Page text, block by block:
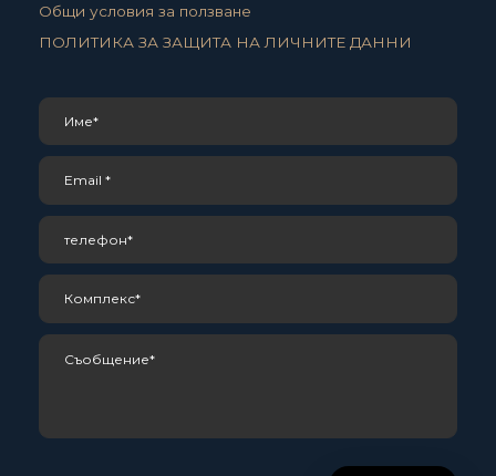
Общи условия за ползване
ПОЛИТИКА ЗА ЗАЩИТА НА ЛИЧНИТЕ ДАННИ